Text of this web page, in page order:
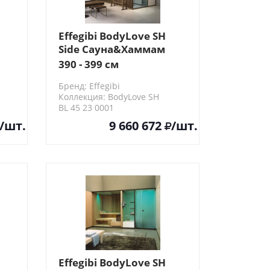
шт.
Effegibi BodyLove SH
Side Сауна&Хаммам
365x202x220см, угловая
термообработанная
древесина/
керамогранит
Champagne
390 - 399 см
Бренд: Effegibi
Коллекция: BodyLove SH
BL 45 23 0001
9 660 672 /шт.
Effegibi BodyLove SH